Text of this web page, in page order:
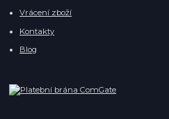
Vrácení zboží
Kontakty
Blog